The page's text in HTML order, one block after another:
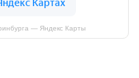
— Яндекс Карты